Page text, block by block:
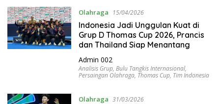
Olahraga 15/04/2026
Indonesia Jadi Unggulan Kuat di
Grup D Thomas Cup 2026, Prancis
dan Thailand Siap Menantang
Admin 002
Analisis Grup, Bulu Tangkis Internasional,
Persaingan Olahraga, Thomas Cup, Tim Indonesia
Olahraga 31/03/2026